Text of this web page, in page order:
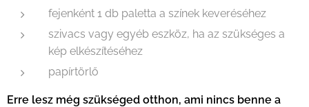
fejenként 1 db paletta a színek keveréséhez
szivacs vagy egyéb eszköz, ha az szükséges a
kép elkészítéséhez
papírtörlő
Erre lesz még szükséged otthon, ami nincs benne a